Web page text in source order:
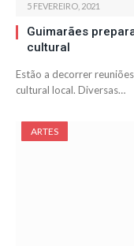
5 FEVEREIRO, 2021
Guimarães
cultural
Estão a decorrer
cultural local. Diversas…
ARTES